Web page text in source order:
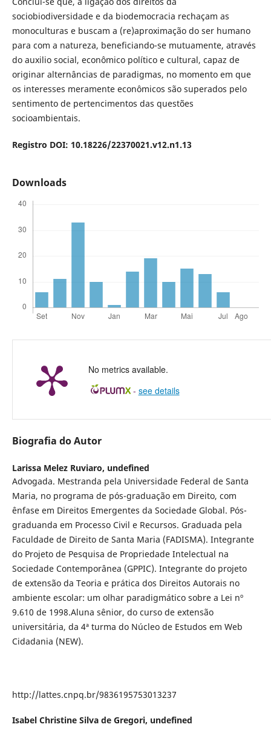
sociobiodiversidade e da biodemocracia rechaçam as
monoculturas e buscam a (re)aproximação do ser humano
para com a natureza, beneficiando-se mutuamente, através
do auxilio social, econômico político e cultural, capaz de
originar alternâncias de paradigmas, no momento em que
os interesses meramente econômicos são superados pelo
sentimento de pertencimentos das questões
socioambientais.
Registro DOI: 10.18226/22370021.v12.n1.13
Downloads
No metrics available.
- see details
Biografia do Autor
Larissa Melez Ruviaro, undefined
Advogada. Mestranda pela Universidade Federal de Santa
Maria, no programa de pós-graduação em Direito, com
ênfase em Direitos Emergentes da Sociedade Global. Pós-
graduanda em Processo Civil e Recursos. Graduada pela
Faculdade de Direito de Santa Maria (FADISMA). Integrante
do Projeto de Pesquisa de Propriedade Intelectual na
Sociedade Contemporânea (GPPIC). Integrante do projeto
de extensão da Teoria e prática dos Direitos Autorais no
ambiente escolar: um olhar paradigmático sobre a Lei nº
9.610 de 1998.Aluna sênior, do curso de extensão
universitária, da 4ª turma do Núcleo de Estudos em Web
Cidadania (NEW).
http://lattes.cnpq.br/9836195753013237
Isabel Christine Silva de Gregori, undefined